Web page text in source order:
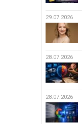
29.07.2026
28.07.2026
28.07.2026